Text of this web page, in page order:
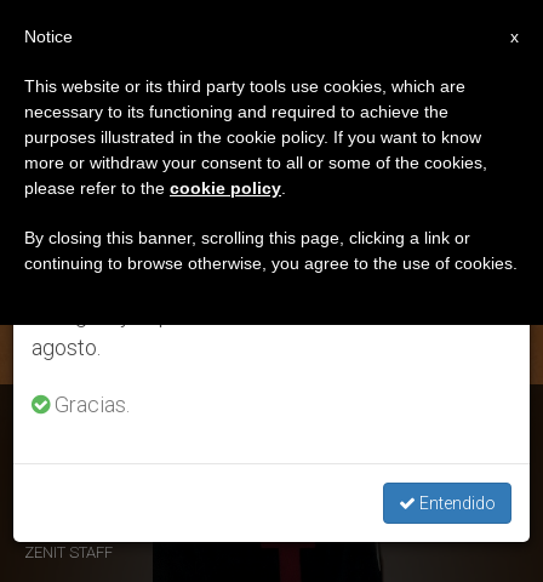
ETIQUETA
Posts Tagged
‘camilianos’
ÚLTIMAS NOTICIAS
Giuseppina Vannini: Una dedicación continua y silenciosa a
ZENIT STAFF
×
Aviso importante
Del 27 de julio al 7 de agosto haremos la pausa
anual, aprovechando que en el periodo de verano
se generan menos informaciones y también el
agosto.
Gracias.
Entendido
x
Notice
This website or its third party tools use cookies, which are
necessary to its functioning and required to achieve the
purposes illustrated in the cookie policy. If you want to know
more or withdraw your consent to all or some of the cookies,
please refer to the cookie policy
By closing this banner, scrolling this page, clicking a link or
continuing to browse otherwise, you agree to the use of cookies.